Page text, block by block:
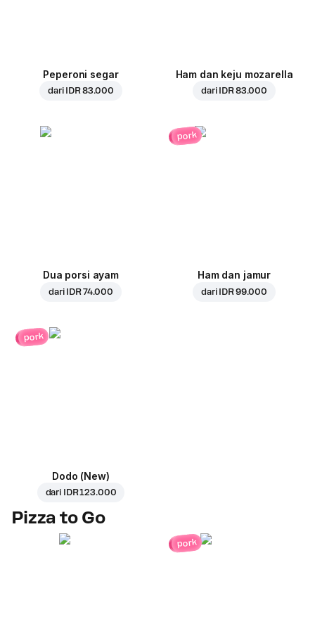
Peperoni segar
dari IDR 83.000
Ham dan keju mozarella
dari IDR 83.000
Dua porsi ayam
dari IDR 74.000
pork
Ham dan jamur
dari IDR 99.000
pork
Dodo (New)
dari IDR 123.000
Pizza to Go
pork